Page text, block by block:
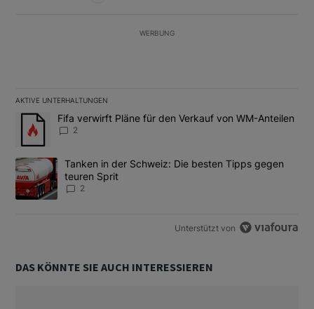
WERBUNG
AKTIVE UNTERHALTUNGEN
Das Folgende ist eine Liste der am meisten kommentierten
Ein Trendartikel mit dem Titel "Fifa verwirft Pläne für den
Fifa verwirft Pläne für den Verkauf von WM-Anteilen
2
Ein Trendartikel mit dem Titel "Tanken in der Schweiz: Die
Tanken in der Schweiz: Die besten Tipps gegen
teuren Sprit
2
Unterstützt von
DAS KÖNNTE SIE AUCH INTERESSIEREN